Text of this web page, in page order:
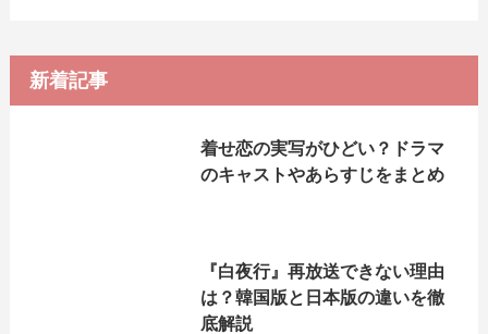
新着記事
着せ恋の実写がひどい？ドラマ
のキャストやあらすじをまとめ
『白夜行』再放送できない理由
は？韓国版と日本版の違いを徹
底解説